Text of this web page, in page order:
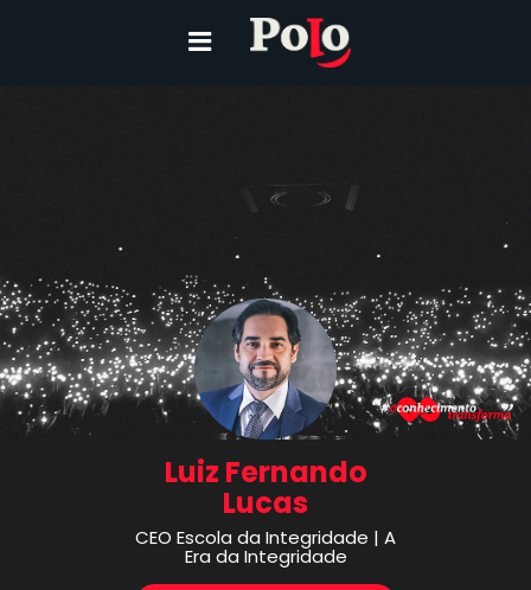
Luiz Fernando
Lucas
CEO Escola da Integridade | A
Era da Integridade